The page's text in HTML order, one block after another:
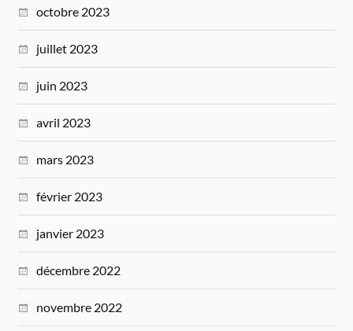
octobre 2023
juillet 2023
juin 2023
avril 2023
mars 2023
février 2023
janvier 2023
décembre 2022
novembre 2022